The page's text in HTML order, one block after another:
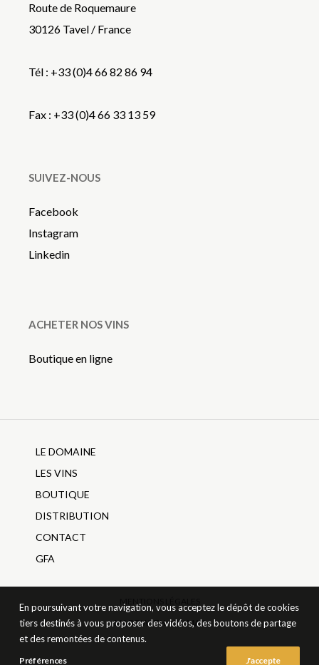
Route de Roquemaure
30126 Tavel / France
Tél : +33 (0)4 66 82 86 94
Fax : +33 (0)4 66 33 13 59
SUIVEZ-NOUS
Facebook
Instagram
Linkedin
ACHETER NOS VINS
Boutique en ligne
LE DOMAINE
LES VINS
BOUTIQUE
DISTRIBUTION
CONTACT
GFA
MENTIONS LÉGALES
MADE WITH ♥ BY MA3
En poursuivant votre navigation, vous acceptez le dépôt de cookies
tiers destinés à vous proposer des vidéos, des boutons de partage
et des remontées de contenus.
Préférences J'accepte